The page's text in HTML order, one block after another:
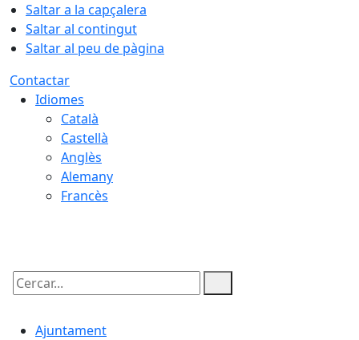
Saltar a la capçalera
Saltar al contingut
Saltar al peu de pàgina
Contactar
Idiomes
Català
Castellà
Anglès
Alemany
Francès
Cercar:
Ajuntament